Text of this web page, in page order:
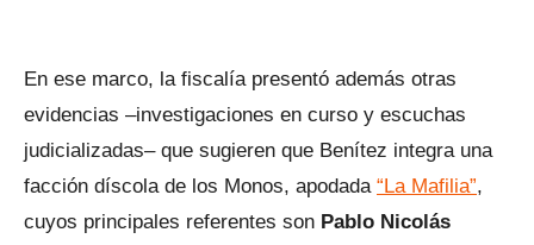
En ese marco, la fiscalía presentó además otras
evidencias –investigaciones en curso y escuchas
judicializadas– que sugieren que Benítez integra una
facción díscola de los Monos, apodada “La Mafilia”,
cuyos principales referentes son Pablo Nicolás